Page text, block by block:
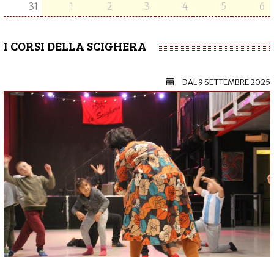
31
1 2 3 4 5 6
I CORSI DELLA SCIGHERA
DAL9 SETTEMBRE 2025